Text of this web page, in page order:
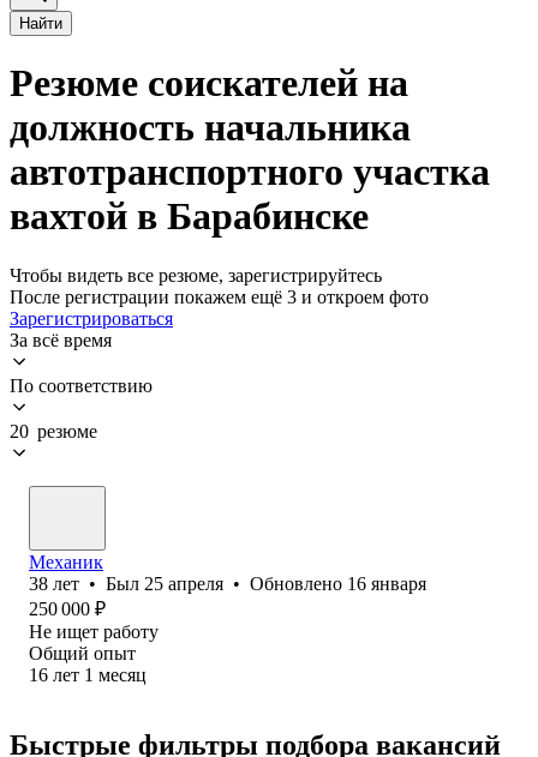
Найти
Резюме соискателей на
должность начальника
автотранспортного участка
вахтой в Барабинске
Чтобы видеть все резюме, зарегистрируйтесь
После регистрации покажем ещё 3 и откроем фото
Зарегистрироваться
За всё время
По соответствию
20 резюме
Механик
38 лет • Был 25 апреля • Обновлено 16 января
250 000 ₽
Не ищет работу
Общий опыт
16 лет 1 месяц
Быстрые фильтры подбора вакансий